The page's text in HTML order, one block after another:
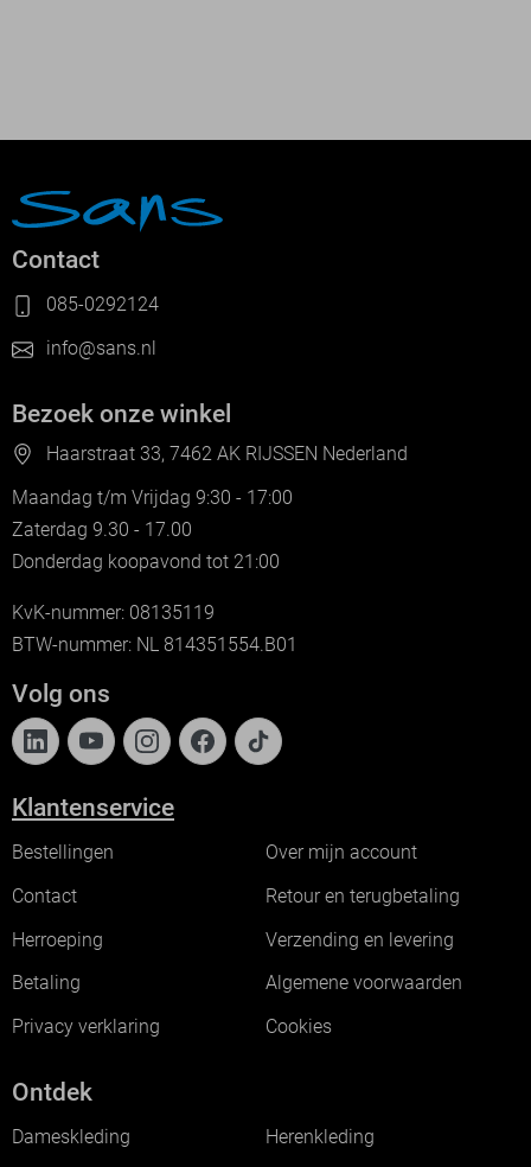
Contact
085-0292124
info@sans.nl
Bezoek onze winkel
Haarstraat 33, 7462 AK RIJSSEN Nederland
Maandag t/m Vrijdag 9:30 - 17:00
Zaterdag 9.30 - 17.00
Donderdag koopavond tot 21:00
KvK-nummer: 08135119
BTW-nummer: NL 814351554.B01
Volg ons
Klantenservice
Bestellingen
Over mijn account
Contact
Retour en terugbetaling
Herroeping
Verzending en levering
Betaling
Algemene voorwaarden
Privacy verklaring
Cookies
Ontdek
Dameskleding
Herenkleding